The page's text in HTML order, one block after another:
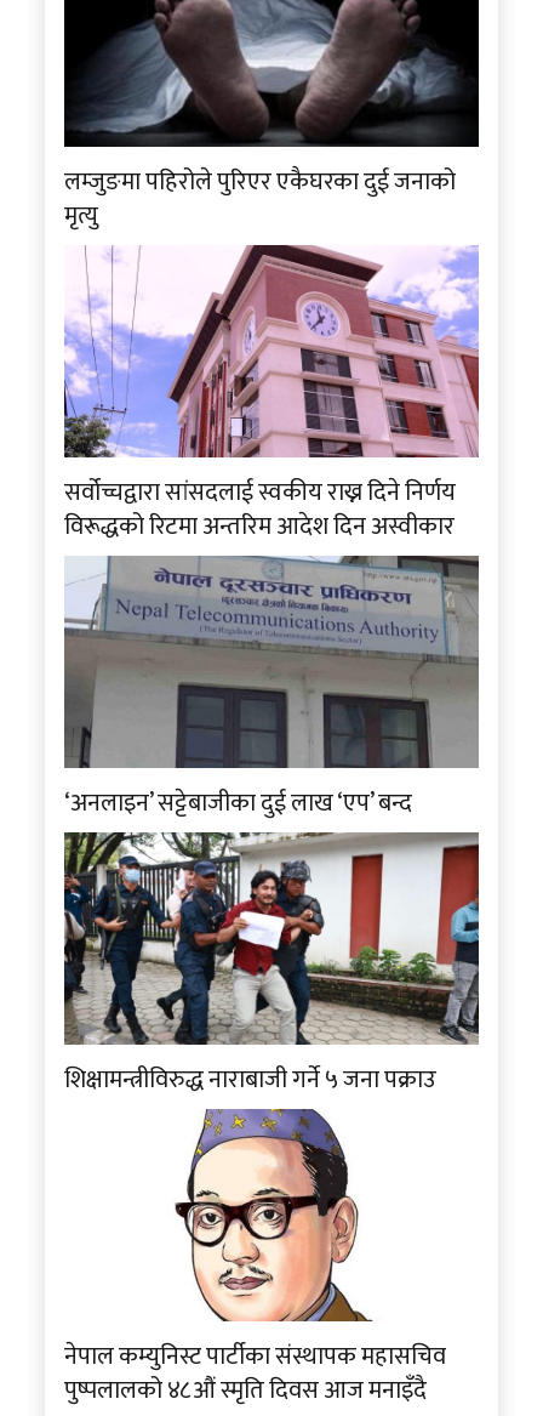
लम्जुङमा पहिरोले पुरिएर एकैघरका दुई जनाको
मृत्यु
सर्वोच्चद्वारा सांसदलाई स्वकीय राख्न दिने निर्णय
विरूद्धको रिटमा अन्तरिम आदेश दिन अस्वीकार
‘अनलाइन’ सट्टेबाजीका दुई लाख ‘एप’ बन्द
शिक्षामन्त्रीविरुद्ध नाराबाजी गर्ने ५ जना पक्राउ
नेपाल कम्युनिस्ट पार्टीका संस्थापक महासचिव
पुष्पलालको ४८औं स्मृति दिवस आज मनाइँदै